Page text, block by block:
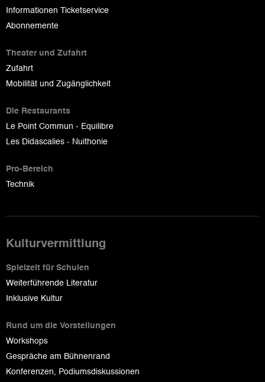
Informationen Ticketservice
Abonnemente
Theater und Zufahrt
Zufahrt
Mobilität und Zugänglichkeit
Die Restaurants
Le Point Commun - Equilibre
Les Didascalies - Nuithonie
Pro-Bereich
Technik
Kulturvermittlung
Spielzeit für Schulen
Weiterführende Literatur
Inklusive Kultur
Rund um die Vorstellungen
Workshops
Gespräche am Bühnenrand
Konferenzen, Podiumsdiskussionen